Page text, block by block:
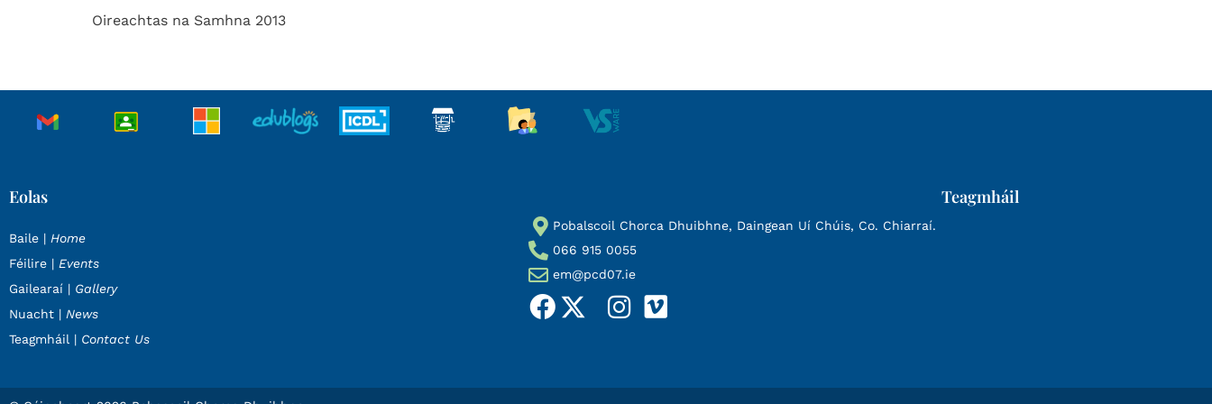
Oireachtas na Samhna 2013
Eolas
Baile | Home
Féilire | Events
Gailearaí | Gallery
Nuacht | News
Teagmháil | Contact Us
Teagmháil
Pobalscoil Chorca Dhuibhne, Daingean Uí Chúis, Co. Chiarraí.
066 915 0055
em@pcd07.ie